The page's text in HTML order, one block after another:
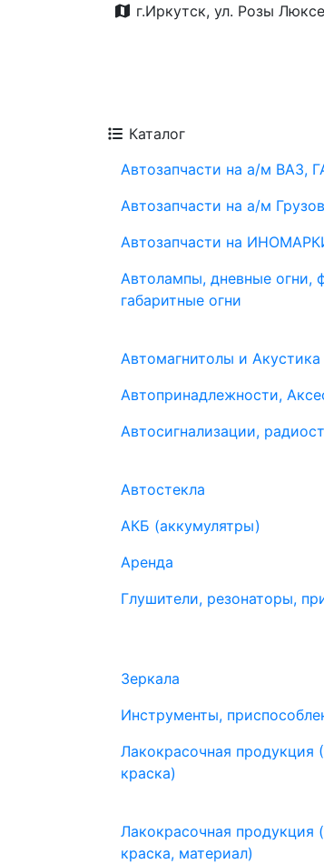
г.Иркутск, ул. Розы
Каталог
Автозапчасти на а/м ВАЗ,
Автозапчасти на а/м
Автозапчасти на
Автолампы, дневные огни,
габаритные огни
Автомагнитолы и Акустика
Автопринадлежности,
Автосигнализации,
Автостекла
АКБ (аккумулятры)
Аренда
Глушители, резонаторы,
Зеркала
Инструменты,
Лакокрасочная продукция
краска)
Лакокрасочная продукция
краска, материал)